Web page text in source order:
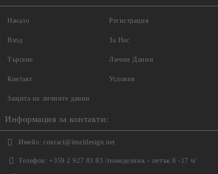
Начало
Вход
Търсене
Контакт
Регистрация
За Нас
Лични Данни
Условия
Защита на личните данни
Информация за контакти:
Имейл: contact@imeldesign.net
Телефон: +359 2 927 83 83 /понеделник - петък 8 -17 ч/